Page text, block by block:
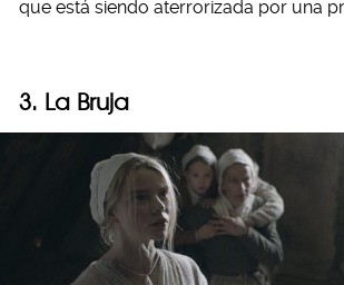
que está siendo aterrorizada por una
3. La Bruja